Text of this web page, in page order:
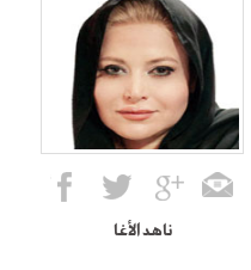
ناهد الأغا